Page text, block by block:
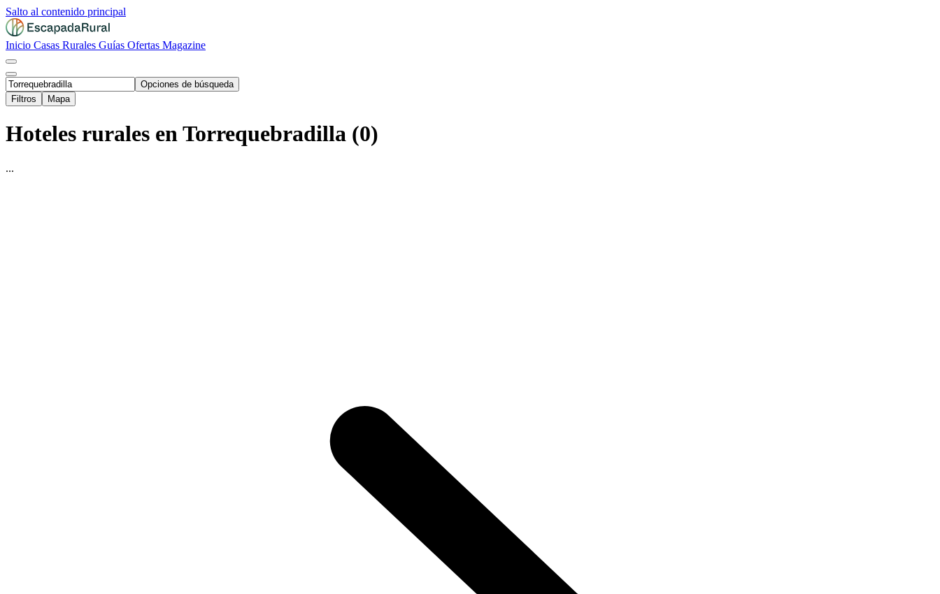
Salto al contenido principal
Inicio Casas Rurales Guías Ofertas Magazine
Opciones de búsqueda
Filtros
Mapa
Hoteles rurales en Torrequebradilla (0)
...